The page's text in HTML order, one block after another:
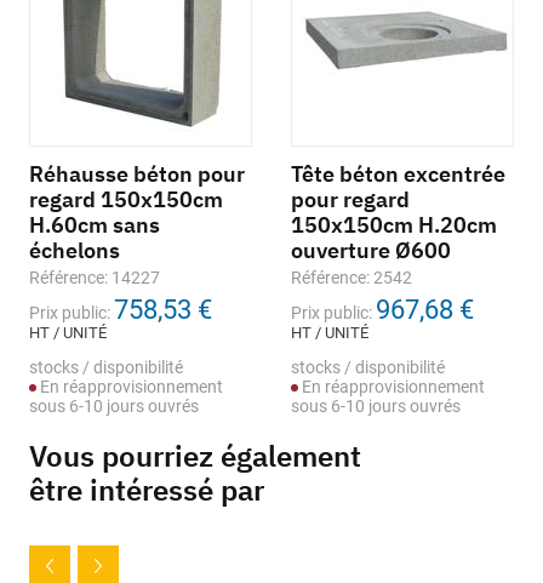
Réhausse béton pour
regard 150x150cm
H.60cm sans
échelons
Référence: 14227
Prix public:758,53 €
HT / UNITÉ
stocks / disponibilité
En réapprovisionnement
sous 6-10 jours ouvrés
Tête béton excentrée
pour regard
150x150cm H.20cm
ouverture Ø600
Référence: 2542
Prix public: 967,68 €
HT / UNITÉ
stocks / disponibilité
En réapprovisionnement
sous 6-10 jours ouvrés
Vous pourriez également
être intéressé par